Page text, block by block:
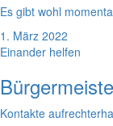
Es gibt wohl
1. März 2022
Einander helfen
Kontakte